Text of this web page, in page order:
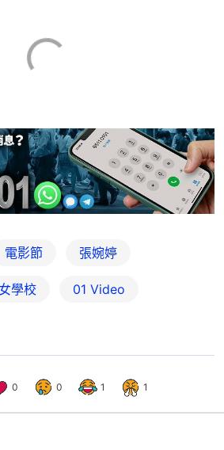
電影節 張婉婷
學校 01 Video
0 0 1 1